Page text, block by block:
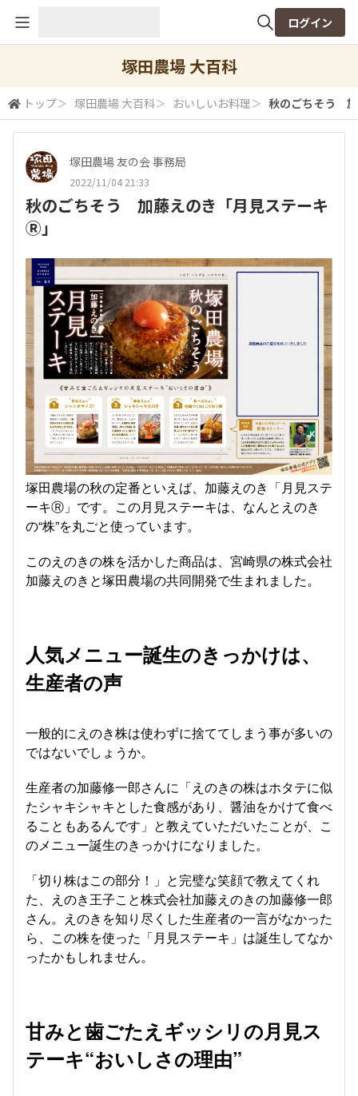
検索
ログイン
塚田農場 大百科
トップ＞ 塚田農場 大百科＞ おいしいお料理＞ 秋のごちそう
塚田農場 友の会 事務局
2022/11/04 21:33
秋のごちそう 加藤えのき「月見ステーキ
Ⓡ」
塚田農場の秋の定番といえば、加藤えのき「月見ステ
ーキⓇ」です。この月見ステーキは、なんとえのき
の“株”を丸ごと使っています。
このえのきの株を活かした商品は、宮崎県の株式会社
加藤えのきと塚田農場の共同開発で生まれました。
人気メニュー誕生のきっかけは、
生産者の声
一般的にえのき株は使わずに捨ててしまう事が多いの
ではないでしょうか。
生産者の加藤修一郎さんに「えのきの株はホタテに似
たシャキシャキとした食感があり、醤油をかけて食べ
ることもあるんです」と教えていただいたことが、こ
のメニュー誕生のきっかけになりました。
「切り株はこの部分！」と完璧な笑顔で教えてくれ
た、えのき王子こと株式会社加藤えのきの加藤修一郎
さん。えのきを知り尽くした生産者の一言がなかった
ら、この株を使った「月見ステーキ」は誕生してなか
ったかもしれません。
甘みと歯ごたえギッシリの月見ス
テーキ“おいしさの理由”